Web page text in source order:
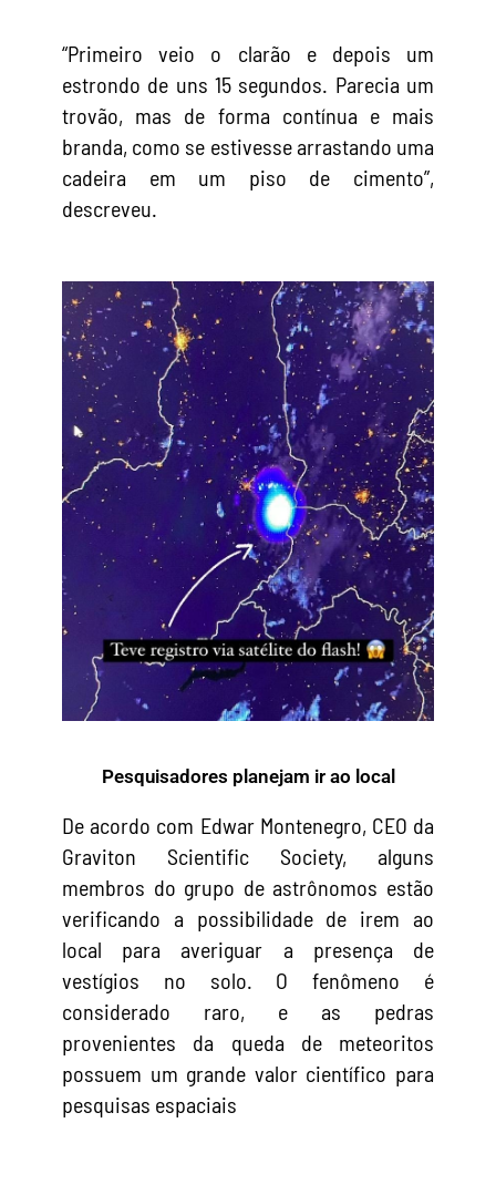
“Primeiro veio o clarão e depois um
estrondo de uns 15 segundos. Parecia um
trovão, mas de forma contínua e mais
branda, como se estivesse arrastando uma
cadeira em um piso de cimento”,
descreveu.
Pesquisadores planejam ir ao local
De acordo com Edwar Montenegro, CEO da
Graviton Scientific Society, alguns
membros do grupo de astrônomos estão
verificando a possibilidade de irem ao
local para averiguar a presença de
vestígios no solo. O fenômeno é
considerado raro, e as pedras
provenientes da queda de meteoritos
possuem um grande valor científico para
pesquisas espaciais